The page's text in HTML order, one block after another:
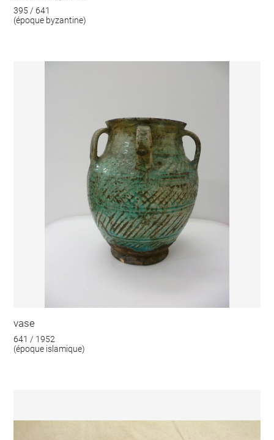
395 / 641
(époque byzantine)
vase
641 / 1952
(époque islamique)